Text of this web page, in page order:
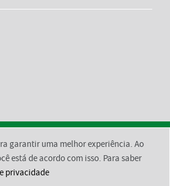
2026 © BsktBrasil
Políticas de Privacidade
Content
garantir uma melhor experiência. Ao
está de acordo com isso. Para saber
privacidade